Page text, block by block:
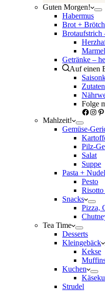
Guten Morgen!
Habermus
Brot +
Brotaufstrich
Getränke –
Auf einen
Zutaten
Folge
Mahlzeit!
Gemüse-
Pilz-
Salat
Suppe
Pasta +
Pesto
Snacks
Pizza,
Tea Time
Desserts
Kleingebäck
Kekse
Kuchen
Strudel